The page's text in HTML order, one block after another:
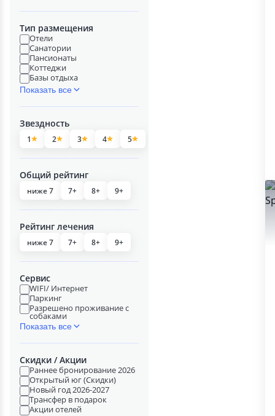
Тип размещения
Отели
Санатории
Пансионаты
Коттеджи
Базы отдыха
Показать все
Звездность
1 2 3 4 5
Общий рейтинг
ниже 7 7+ 8+ 9+
Рейтинг лечения
ниже 7 7+ 8+ 9+
Сервис
WIFI/ Интернет
Паркинг
Разрешено проживание с
собаками
Показать все
Скидки / Акции
Раннее бронирование 2026
Открытый юг (Скидки)
Новый год 2026-2027
Трансфер в подарок
Акции отелей